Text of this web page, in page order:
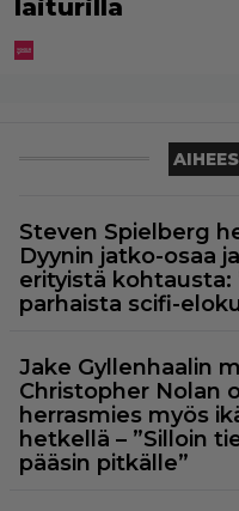
laiturilla
Steven Spielberg
Dyynin jatko-osaa
erityistä kohtausta:
parhaista scifi-
Jake Gyllenhaalin
Christopher Nolan
herrasmies myös
hetkellä – ”Silloin
pääsin pitkälle”